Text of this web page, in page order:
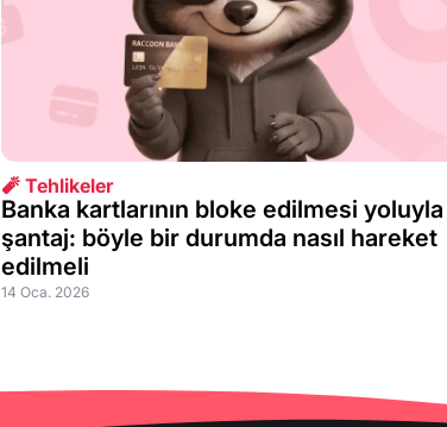
🧨 Tehlikeler
Banka kartlarının bloke edilmesi yoluyla
şantaj: böyle bir durumda nasıl hareket
edilmeli
14 Oca. 2026